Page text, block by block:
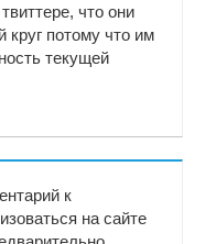
что они
круг потому что им
текущей
к
на сайте